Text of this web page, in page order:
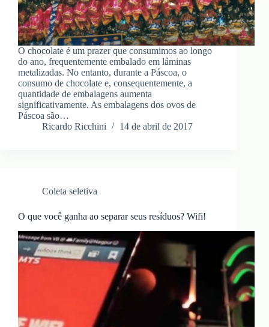
O chocolate é um prazer que consumimos ao longo
do ano, frequentemente embalado em lâminas
metalizadas. No entanto, durante a Páscoa, o
consumo de chocolate e, consequentemente, a
quantidade de embalagens aumenta
significativamente. As embalagens dos ovos de
Páscoa são…
Ricardo Ricchini
14 de abril de 2017
Coleta seletiva
O que você ganha ao separar seus resíduos? Wifi!